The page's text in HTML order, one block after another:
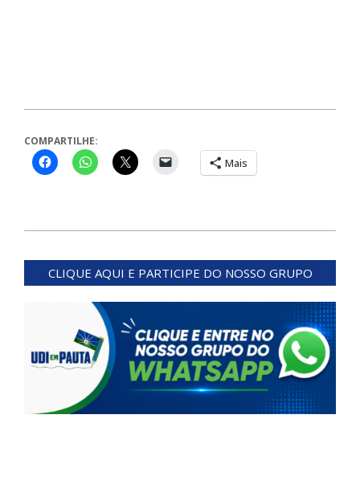
COMPARTILHE:
Mais
01-
CLIQUE AQUI E PARTICIPE DO NOSSO GRUPO